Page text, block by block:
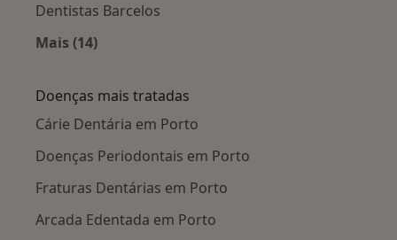
Dentistas Barcelos
Mais (14)
Doenças mais tratadas
Cárie Dentária em Porto
Doenças Periodontais em Porto
Fraturas Dentárias em Porto
Arcada Edentada em Porto